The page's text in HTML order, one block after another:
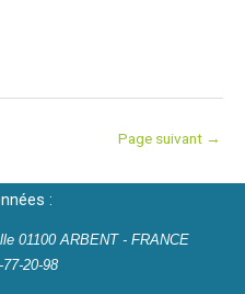
Page suivant →
:
01100 ARBENT - FRANCE
20-98